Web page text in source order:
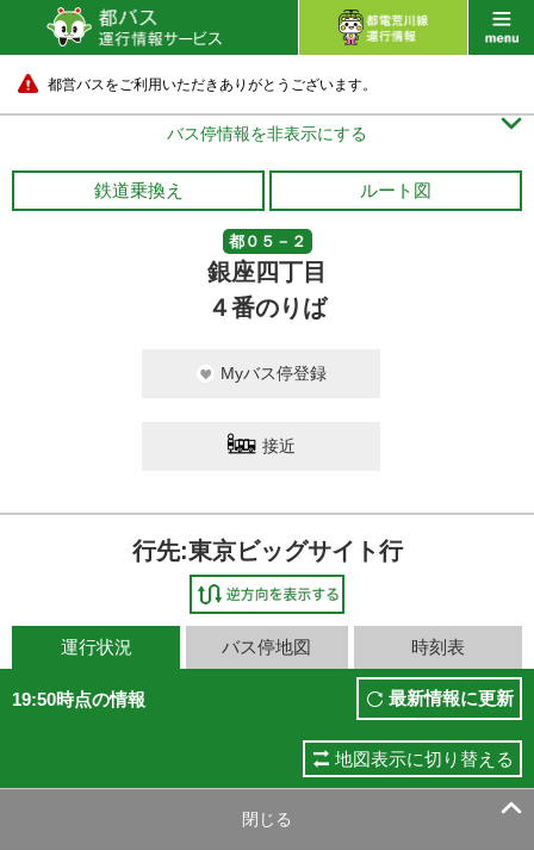
都営バスをご利用いただきありがとうございます。
バス停情報を非表示にする 
鉄道乗換え ルート図
都０５－２
銀座四丁目
４番のりば
Myバス停登録
接近
行先:東京ビッグサイト行
運行状況 バス停地図 時刻表
19:50時点の情報 最新情報に更新
地図表示に切り替える
閉じる 